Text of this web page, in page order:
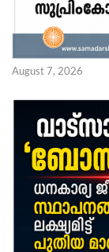
August 7, 2026